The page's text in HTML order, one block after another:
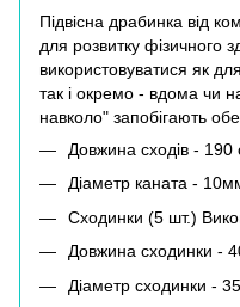
Підвісна драбинка від
для розвитку фізичного
використовуватися як
так і окремо - вдома чи
навколо" запобігають
Довжина сходів - 190
Діаметр каната -
Сходинки (5 шт.)
Довжина сходинки -
Діаметр сходинки -